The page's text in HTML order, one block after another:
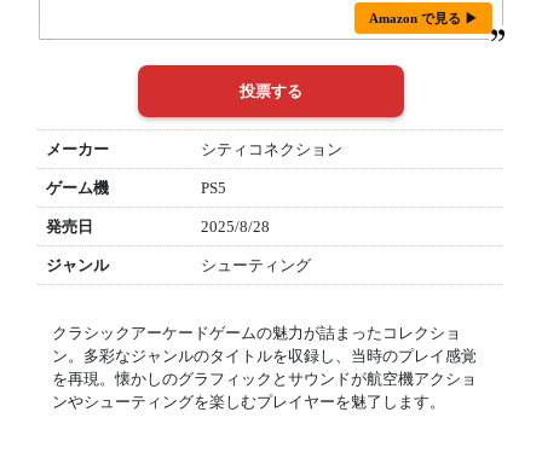
Amazon で見る ▶
メーカー シティコネクション
ゲーム機 PS5
発売日 2025/8/28
ジャンル シューティング
クラシックアーケードゲームの魅力が詰まったコレクショ
ン。多彩なジャンルのタイトルを収録し、当時のプレイ感覚
を再現。懐かしのグラフィックとサウンドが航空機アクショ
ンやシューティングを楽しむプレイヤーを魅了します。